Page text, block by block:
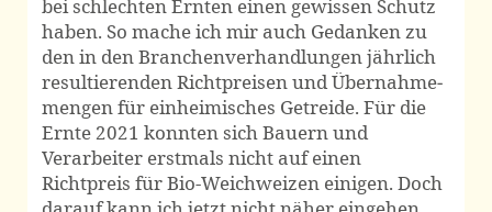
bei schlechten Ernten einen gewissen Schutz
haben. So mache ich mir auch Gedanken zu
den in den Branchen­verhand­lungen jährlich
resultierenden Richt­preisen und Über­nahme­
mengen für ein­heimi­sches Getreide. Für die
Ernte 2021 konnten sich Bauern und
Verarbeiter erstmals nicht auf einen
Richtpreis für Bio-Weichweizen einigen. Doch